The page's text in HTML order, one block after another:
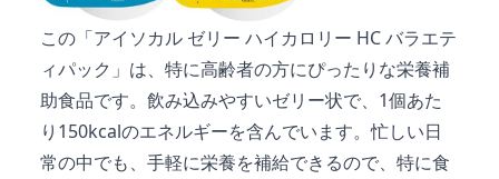
この「アイソカル ゼリー ハイカロリー HC バラエテ
ィパック」は、特に高齢者の方にぴったりな栄養補
助食品です。飲み込みやすいゼリー状で、1個あた
り150kcalのエネルギーを含んでいます。忙しい日
常の中でも、手軽に栄養を補給できるので、特に食